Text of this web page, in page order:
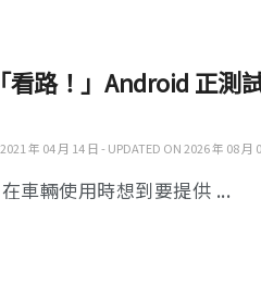
看路！」Android 正測
年 04 月 14 日 - UPDATED ON 2026 年 08 月
車輛使用時想到要提供 ...